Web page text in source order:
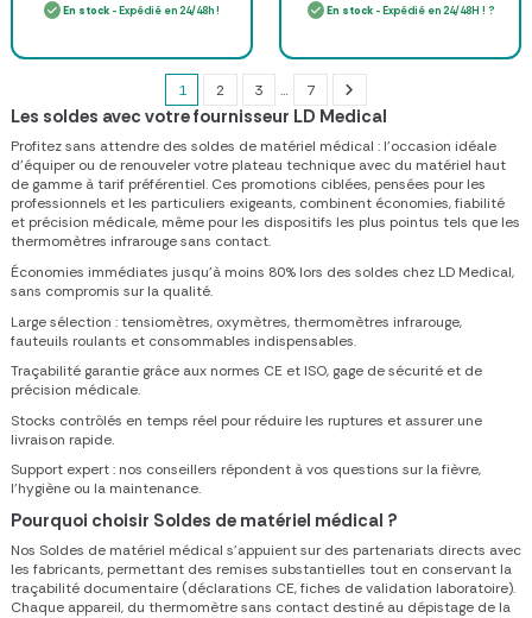
En stock- Expédié en 24/48h ! En stock- Expédié en 24/48H ! ?
1 2 3 … 7
Les soldes avec votre fournisseur LD Medical
Profitez sans attendre des soldes de matériel médical : l’occasion idéale
d’équiper ou de renouveler votre plateau technique avec du matériel haut
de gamme à tarif préférentiel. Ces promotions ciblées, pensées pour les
professionnels et les particuliers exigeants, combinent économies, fiabilité
et précision médicale, même pour les dispositifs les plus pointus tels que les
thermomètres infrarouge sans contact.
Économies immédiates jusqu’à moins 80% lors des soldes chez LD Medical,
sans compromis sur la qualité.
Large sélection : tensiomètres, oxymètres, thermomètres infrarouge,
fauteuils roulants et consommables indispensables.
Traçabilité garantie grâce aux normes CE et ISO, gage de sécurité et de
précision médicale.
Stocks contrôlés en temps réel pour réduire les ruptures et assurer une
livraison rapide.
Support expert : nos conseillers répondent à vos questions sur la fièvre,
l’hygiène ou la maintenance.
Pourquoi choisir Soldes de matériel médical ?
Nos Soldes de matériel médical s’appuient sur des partenariats directs avec
les fabricants, permettant des remises substantielles tout en conservant la
traçabilité documentaire (déclarations CE, fiches de validation laboratoire).
Chaque appareil, du thermomètre sans contact destiné au dépistage de la